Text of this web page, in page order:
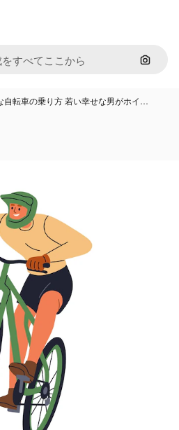
画像で
自転車の乗り方 若い幸せな男がホイ…